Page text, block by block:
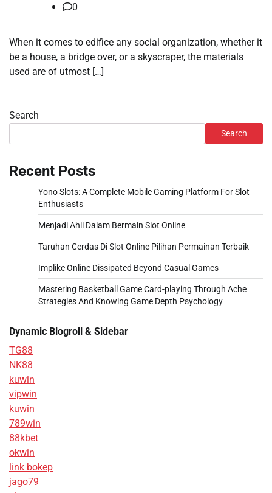
0
When it comes to edifice any social organization, whether it
be a house, a bridge over, or a skyscraper, the materials
used are of utmost […]
Search
Search
Recent Posts
Yono Slots: A Complete Mobile Gaming Platform For Slot
Enthusiasts
Menjadi Ahli Dalam Bermain Slot Online
Taruhan Cerdas Di Slot Online Pilihan Permainan Terbaik
Implike Online Dissipated Beyond Casual Games
Mastering Basketball Game Card-playing Through Ache
Strategies And Knowing Game Depth Psychology
Dynamic Blogroll & Sidebar
TG88
NK88
kuwin
vipwin
kuwin
789win
88kbet
okwin
link bokep
jago79